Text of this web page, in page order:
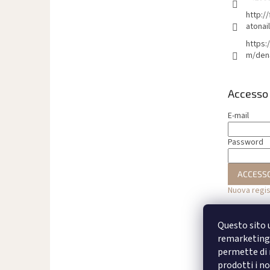
Questo sito
permette di
prodotti i
http://
m/
Accesso
E-mail
Password
Nuova